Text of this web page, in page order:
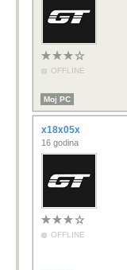
OFFLINE
Moj PC
x18x05x
16 godina
OFFLINE